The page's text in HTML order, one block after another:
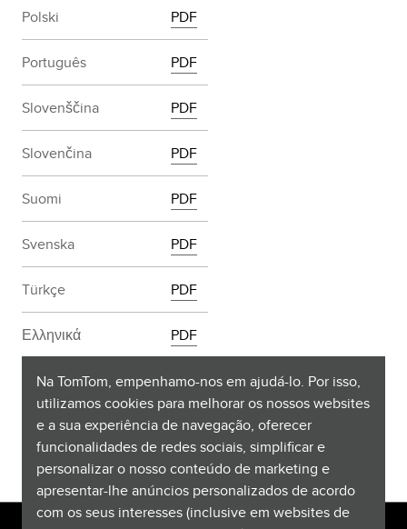
Na TomTom, empenhamo-nos em ajudá-lo. Por isso,
utilizamos cookies para melhorar os nossos websites
e a sua experiência de navegação, oferecer
funcionalidades de redes sociais, simplificar e
personalizar o nosso conteúdo de marketing e
apresentar-lhe anúncios personalizados de acordo
com os seus interesses (inclusive em websites de
Polski PDF
Português PDF
Slovenščina PDF
Slovenčina PDF
Suomi PDF
Svenska PDF
Türkçe PDF
Ελληνικά PDF
български PDF
Русский PDF